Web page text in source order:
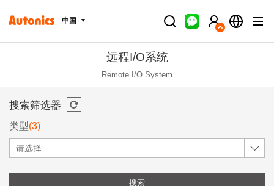
中国
远程I/O系统
Remote I/O System
搜索筛选器
类型(3)
请选择
搜索